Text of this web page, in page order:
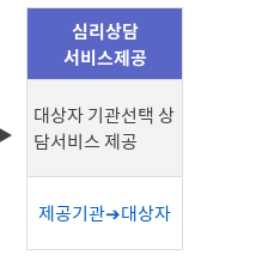
심리상담
서비스제공
대상자 기관선택 상
담서비스 제공
제공기관➔대상자